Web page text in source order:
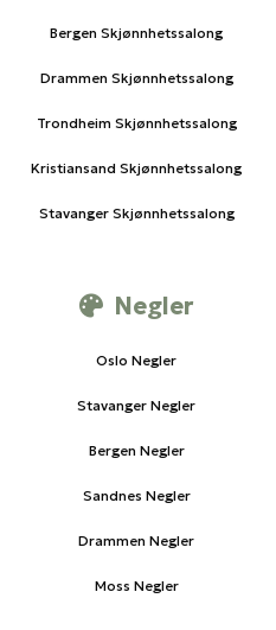
Bergen Skjønnhetssalong
Drammen Skjønnhetssalong
Trondheim Skjønnhetssalong
Kristiansand Skjønnhetssalong
Stavanger Skjønnhetssalong
Negler
Oslo Negler
Stavanger Negler
Bergen Negler
Sandnes Negler
Drammen Negler
Moss Negler